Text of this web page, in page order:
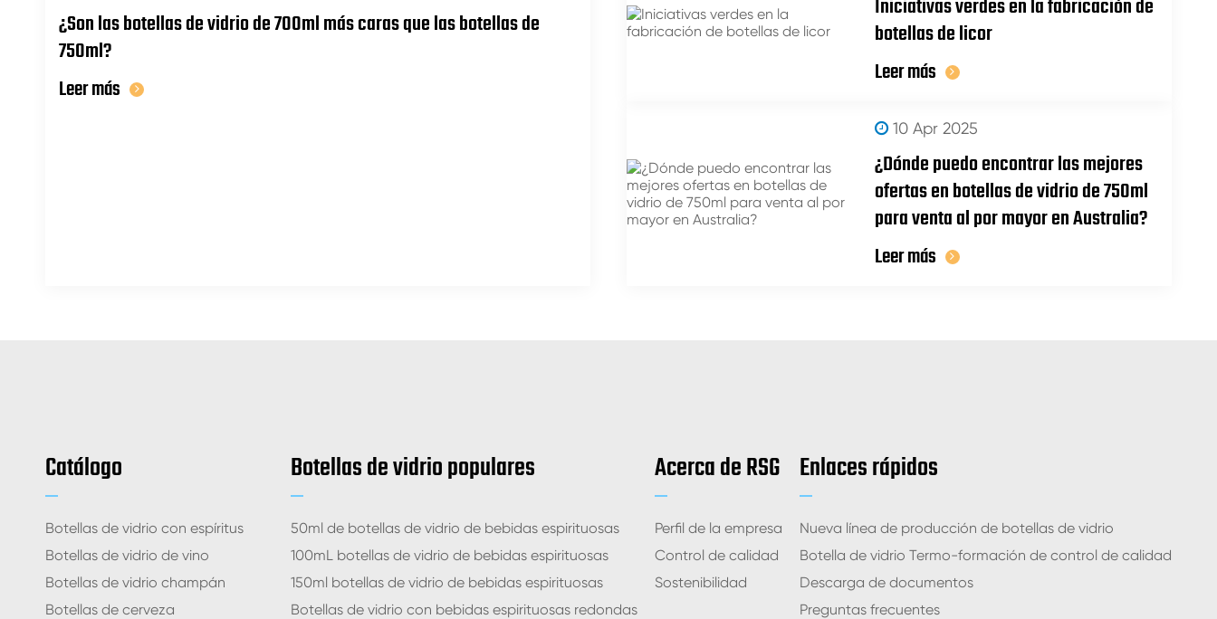
¿Son las botellas de vidrio de 700ml más caras que las botellas de
750ml?
Leer más
Iniciativas verdes en la fabricación de
botellas de licor
Leer más
10 Apr 2025
¿Dónde puedo encontrar las mejores
ofertas en botellas de vidrio de 750ml
para venta al por mayor en Australia?
Leer más
Catálogo
Botellas de vidrio con espíritus
Botellas de vidrio de vino
Botellas de vidrio champán
Botellas de cerveza
Botellas de vidrio populares
50ml de botellas de vidrio de bebidas espirituosas
100mL botellas de vidrio de bebidas espirituosas
150ml botellas de vidrio de bebidas espirituosas
Botellas de vidrio con bebidas espirituosas redondas
Acerca de RSG
Perfil de la empresa
Control de calidad
Sostenibilidad
Enlaces rápidos
Nueva línea de producción de botellas de vidrio
Botella de vidrio Termo-formación de control de calidad
Descarga de documentos
Preguntas frecuentes